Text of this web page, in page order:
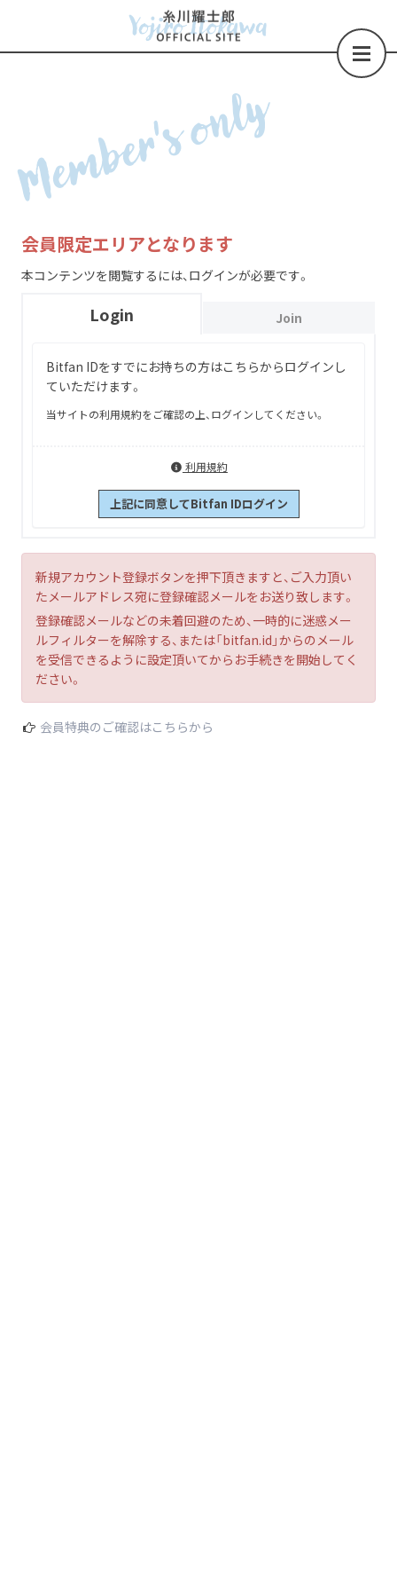
Member's only
会員限定エリアとなります
本コンテンツを閲覧するには、ログインが必要です。
Login Join
Bitfan IDをすでにお持ちの方はこちらからログインし
ていただけます。
当サイトの利用規約をご確認の上、ログインしてください。
利用規約
上記に同意してBitfan IDログイン
新規アカウント登録ボタンを押下頂きますと、ご入力頂い
たメールアドレス宛に登録確認メールをお送り致します。
登録確認メールなどの未着回避のため、一時的に迷惑メー
ルフィルターを解除する、または「bitfan.id」からのメール
を受信できるように設定頂いてからお手続きを開始してく
ださい。
会員特典のご確認はこちらから